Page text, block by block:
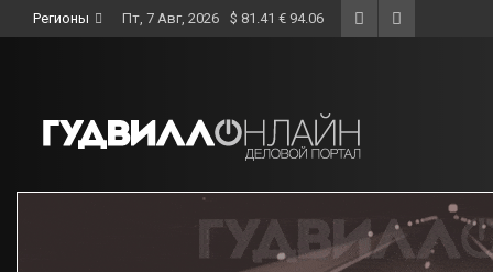
to
Регионы Пт, 7 Авг, 2026 $ 81.41 € 94.06